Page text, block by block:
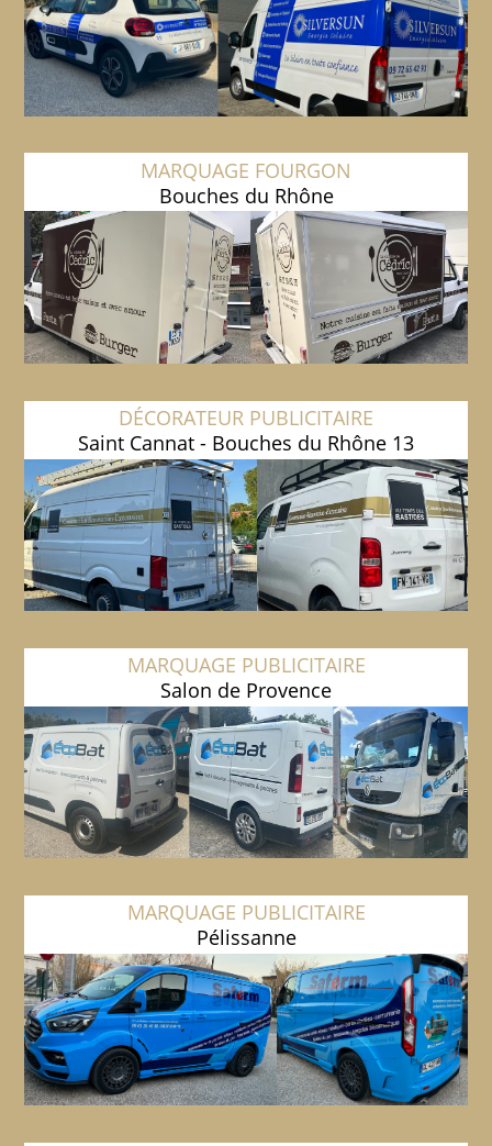
MARQUAGE FOURGON
Bouches du Rhône
DÉCORATEUR PUBLICITAIRE
Saint Cannat - Bouches du Rhône 13
MARQUAGE PUBLICITAIRE
Salon de Provence
MARQUAGE PUBLICITAIRE
Pélissanne